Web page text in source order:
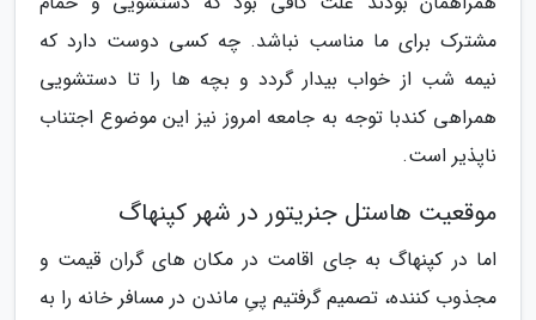
مشترک برای ما مناسب نباشد. چه کسی دوست دارد که
نیمه شب از خواب بیدار گردد و بچه ها را تا دستشویی
همراهی کندبا توجه به جامعه امروز نیز این موضوع اجتناب
ناپذیر است.
موقعیت هاستل جنریتور در شهر کپنهاگ
اما در کپنهاگ به جای اقامت در مکان های گران قیمت و
مجذوب کننده، تصمیم گرفتیم پیِ ماندن در مسافر خانه را به